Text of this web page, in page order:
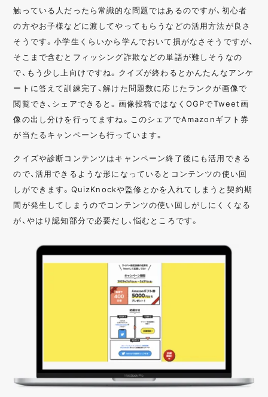
触っている人だったら常識的な問題ではあるのですが、初心者
の方やお子様などに渡してやってもらうなどの活用方法が良さ
そうです。小学生くらいから学んでおいて損がなさそうですが、
そこまで含むとフィッシング詐欺などの単語が難しそうなの
で、もう少し上向けですね。クイズが終わるとかんたんなアンケ
ートに答えて訓練完了、解けた問題数に応じたランクが画像で
閲覧でき、シェアできると。画像投稿ではなくOGPでTweet画
像の出し分けを行ってますね。このシェアでAmazonギフト券
が当たるキャンペーンも行っています。
クイズや診断コンテンツはキャンペーン終了後にも活用できる
ので、活用できるような形になっているとコンテンツの使い回
しができます。QuizKnockや監修とかを入れてしまうと契約期
間が発生してしまうのでコンテンツの使い回しがしにくくなる
が、やはり認知部分で必要だし、悩むところです。